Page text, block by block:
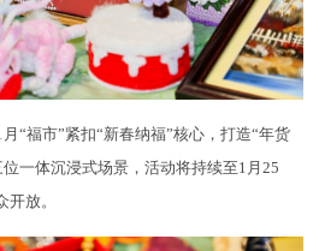
“福市”紧扣“新春纳福”核心，打造“年货
一体沉浸式场景，活动将持续至1月25
放。